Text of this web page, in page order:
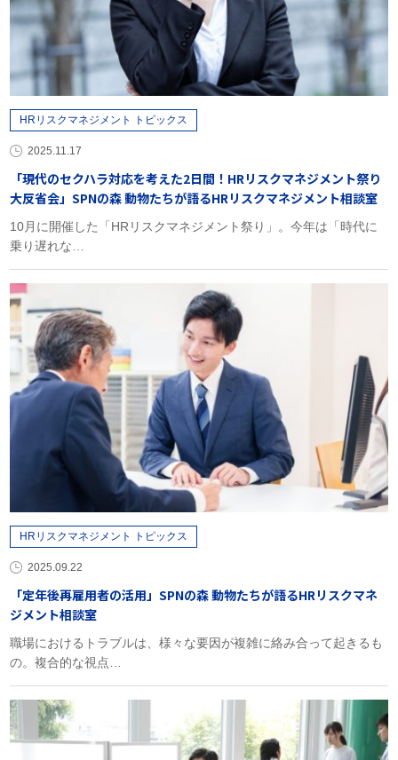
HRリスクマネジメント トピックス
2025.11.17
「現代のセクハラ対応を考えた2日間！HRリスクマネジメント祭り
大反省会」SPNの森 動物たちが語るHRリスクマネジメント相談室
10月に開催した「HRリスクマネジメント祭り」。今年は「時代に
乗り遅れな…
HRリスクマネジメント トピックス
2025.09.22
「定年後再雇用者の活用」SPNの森 動物たちが語るHRリスクマネ
ジメント相談室
職場におけるトラブルは、様々な要因が複雑に絡み合って起きるも
の。複合的な視点…